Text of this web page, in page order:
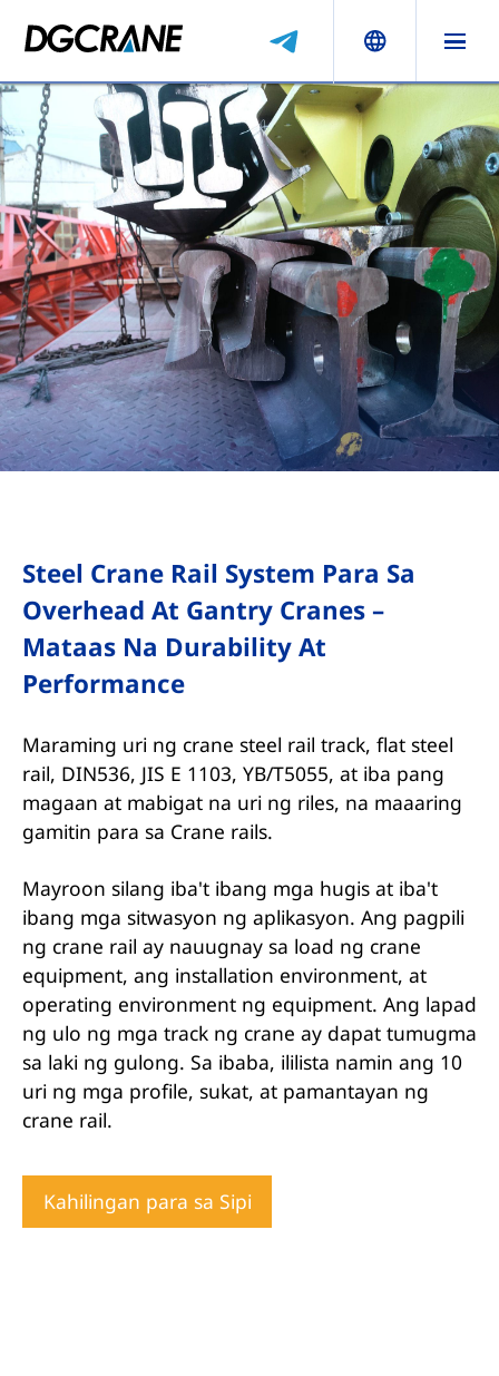
Steel Crane Rail System Para Sa
Overhead At Gantry Cranes –
Mataas Na Durability At
Performance
Maraming uri ng crane steel rail track, flat steel
rail, DIN536, JIS E 1103, YB/T5055, at iba pang
magaan at mabigat na uri ng riles, na maaaring
gamitin para sa Crane rails.
Mayroon silang iba't ibang mga hugis at iba't
ibang mga sitwasyon ng aplikasyon. Ang pagpili
ng crane rail ay nauugnay sa load ng crane
equipment, ang installation environment, at
operating environment ng equipment. Ang lapad
ng ulo ng mga track ng crane ay dapat tumugma
sa laki ng gulong. Sa ibaba, ililista namin ang 10
uri ng mga profile, sukat, at pamantayan ng
crane rail.
Kahilingan para sa Sipi